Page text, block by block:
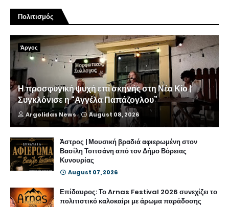
Πολιτισμός
Άργος
Η προσφυγική ψυχή επί σκηνής στη Νέα Κίο |
Συγκλόνισε η “Αγγέλα Παπάζογλου”
Argolidas News August 08, 2026
Άστρος | Μουσική βραδιά αφιερωμένη στον
Βασίλη Τσιτσάνη από τον Δήμο Βόρειας
Κυνουρίας
August 07, 2026
Επίδαυρος: Το Arnas Festival 2026 συνεχίζει το
πολιτιστικό καλοκαίρι με άρωμα παράδοσης